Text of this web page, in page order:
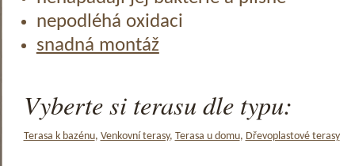
nepodléhá oxidaci
snadná montáž
Vyberte si terasu dle typu:
Terasa k bazénu, Venkovní terasy, Terasa u domu, Dřevoplastové terasy